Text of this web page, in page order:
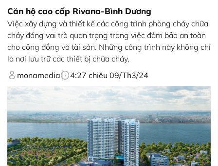
Căn hộ cao cấp Rivana-Bình Dương
Việc xây dựng và thiết kế các công trình phòng cháy chữa
cháy đóng vai trò quan trọng trong việc đảm bảo an toàn
cho cộng đồng và tài sản. Những công trình này không chỉ
là nơi lưu trữ các thiết bị chữa cháy,
monamedia
4:27 chiều 09/Th3/24